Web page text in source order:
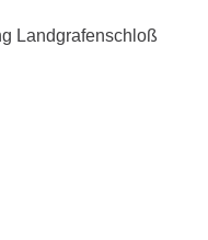
Landgrafenschloß